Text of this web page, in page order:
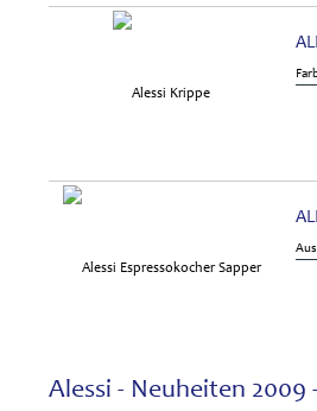
Alessi - Neuheiten 2009